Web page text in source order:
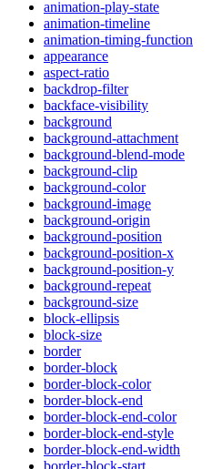
animation-play-state
animation-timeline
animation-timing-function
appearance
aspect-ratio
backdrop-filter
backface-visibility
background
background-attachment
background-blend-mode
background-clip
background-color
background-image
background-origin
background-position
background-position-x
background-position-y
background-repeat
background-size
block-ellipsis
block-size
border
border-block
border-block-color
border-block-end
border-block-end-color
border-block-end-style
border-block-end-width
border-block-start